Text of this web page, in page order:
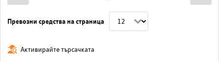
Превозни средства на страница
Активирайте търсачката